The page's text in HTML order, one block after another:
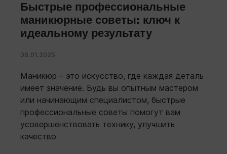
Быстрые профессиональные
маникюрные советы: ключ к
идеальному результату
06.01.2025
Маникюр – это искусство, где каждая деталь
имеет значение. Будь вы опытным мастером
или начинающим специалистом, быстрые
профессиональные советы помогут вам
усовершенствовать технику, улучшить
качество